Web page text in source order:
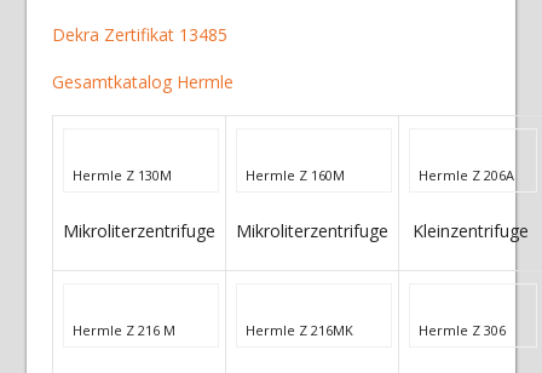
Dekra Zertifikat 13485
Gesamtkatalog Hermle
Hermle Z 130M
Mikroliterzentrifuge
Hermle Z 160M
Mikroliterzentrifuge
Hermle Z 206A
Kleinzentrifuge
Hermle Z 216 M Hermle Z 216MK Hermle Z 306